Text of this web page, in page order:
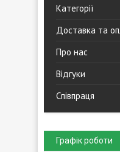
Категорії
Доставка та
Про нас
Відгуки
Співпраця
Графік роботи